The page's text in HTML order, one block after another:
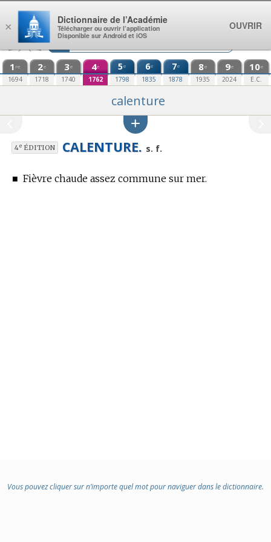
Aller au contenu
1 re
1694
2e
1718
3e
1740
4e
1762
5e
1798
6e
1835
7e
1878
8e
1935
9e
2024
10e
E.C.
calenture
4eÉDITION CALENTURE. s. f.
■ Fièvre chaude assez commune sur mer.
Vous pouvez cliquer sur n’importe quel mot pour naviguer dans le dictionnaire.
×
Dictionnaire de l’Académie
Télécharger ou ouvrir l’application
Disponible sur Android et iOS
OUVRIR